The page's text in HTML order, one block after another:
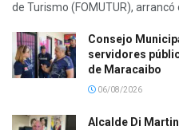
de Turismo (FOMUTUR),
Consejo
servidores
de Maracaibo
06/08/2026
Alcalde Di